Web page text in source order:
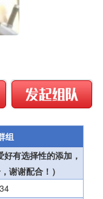
组
有选择性的添加，
谢谢配合！）